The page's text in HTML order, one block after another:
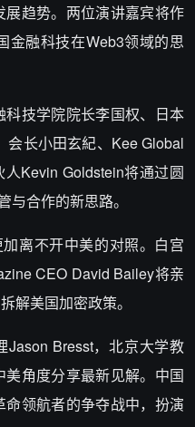
趋势。两位演讲嘉宾将作
金融科技在Web3领域的思
技学院院长李国权、日本
会长小田玄紀、Kee Global
Kevin Goldstein将通过圆
合作的新思路。
离不开中美的对照。白宫
CEO David Bailey将亲
解美国加密政策。
Jason Bresst，北京大学教
角度分享最新见解。中国
领航者的争夺战中，扮演